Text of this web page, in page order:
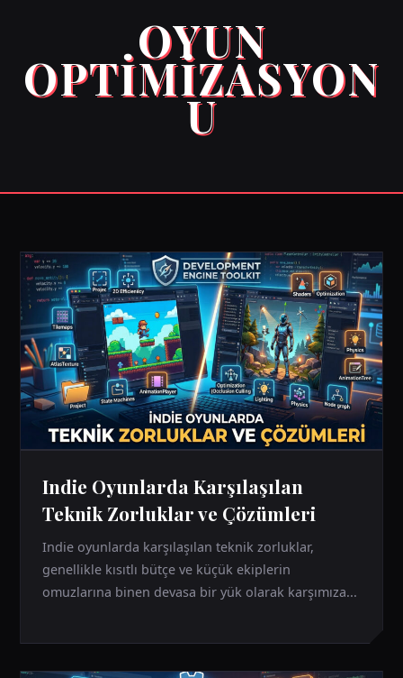
OYUN
OPTIMIZASYON
U
Indie Oyunlarda Karşılaşılan
Teknik Zorluklar ve Çözümleri
Indie oyunlarda karşılaşılan teknik zorluklar,
genellikle kısıtlı bütçe ve küçük ekiplerin
omuzlarına binen devasa bir yük olarak karşımıza...